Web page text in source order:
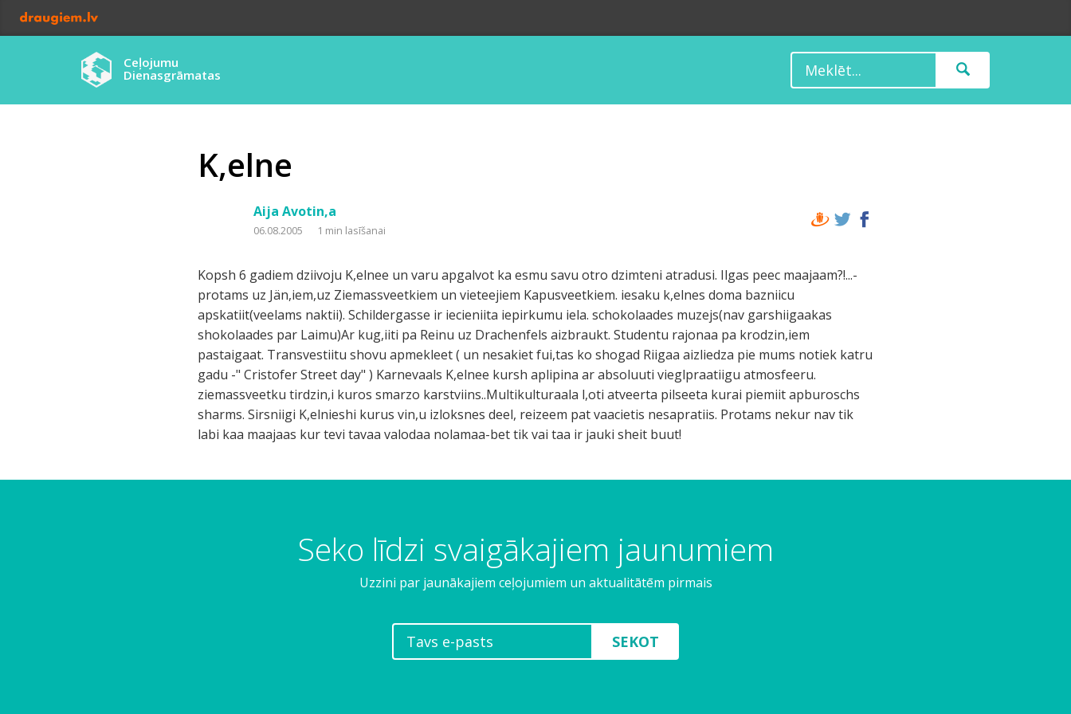
Ceļojumu
Dienasgrāmatas
K,elne
Aija Avotin,a
06.08.2005 1 min lasīšanai
Kopsh 6 gadiem dziivoju K,elnee un varu apgalvot ka esmu savu otro dzimteni atradusi. Ilgas peec maajaam?!...-
protams uz Jän,iem,uz Ziemassveetkiem un vieteejiem Kapusveetkiem. iesaku k,elnes doma bazniicu
apskatiit(veelams naktii). Schildergasse ir iecieniita iepirkumu iela. schokolaades muzejs(nav garshiigaakas
shokolaades par Laimu)Ar kug,iiti pa Reinu uz Drachenfels aizbraukt. Studentu rajonaa pa krodzin,iem
pastaigaat. Transvestiitu shovu apmekleet ( un nesakiet fui,tas ko shogad Riigaa aizliedza pie mums notiek katru
gadu -" Cristofer Street day" ) Karnevaals K,elnee kursh aplipina ar absoluuti vieglpraatiigu atmosfeeru.
ziemassveetku tirdzin,i kuros smarzo karstviins..Multikulturaala l,oti atveerta pilseeta kurai piemiit apburoschs
sharms. Sirsniigi K,elnieshi kurus vin,u izloksnes deel, reizeem pat vaacietis nesapratiis. Protams nekur nav tik
labi kaa maajaas kur tevi tavaa valodaa nolamaa-bet tik vai taa ir jauki sheit buut!
Seko līdzi svaigākajiem jaunumiem
Uzzini par jaunākajiem ceļojumiem un aktualitātēm pirmais
SEKOT